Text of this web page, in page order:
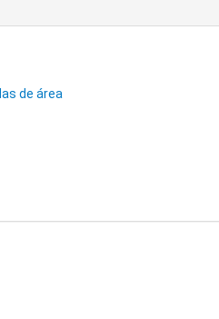
de área